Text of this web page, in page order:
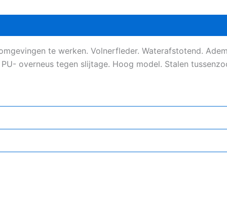
te werken. Volnerfleder. Waterafstotend.
overneus tegen slijtage. Hoog model. Stalen